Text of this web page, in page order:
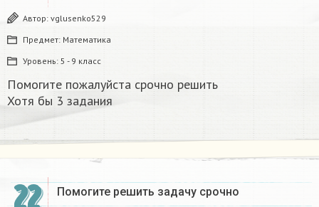
Автор: vglusenko529
Предмет: Математика
Уровень: 5 - 9 класс
Помогите пожалуйста срочно решить
Хотя бы 3 задания​
Помогите решить задачу срочно